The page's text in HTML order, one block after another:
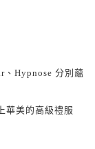
、Hypnose 分別蘊
華美的高級禮服